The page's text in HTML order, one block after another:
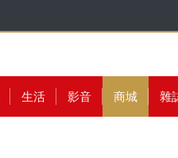
生活 影音 商城 雜